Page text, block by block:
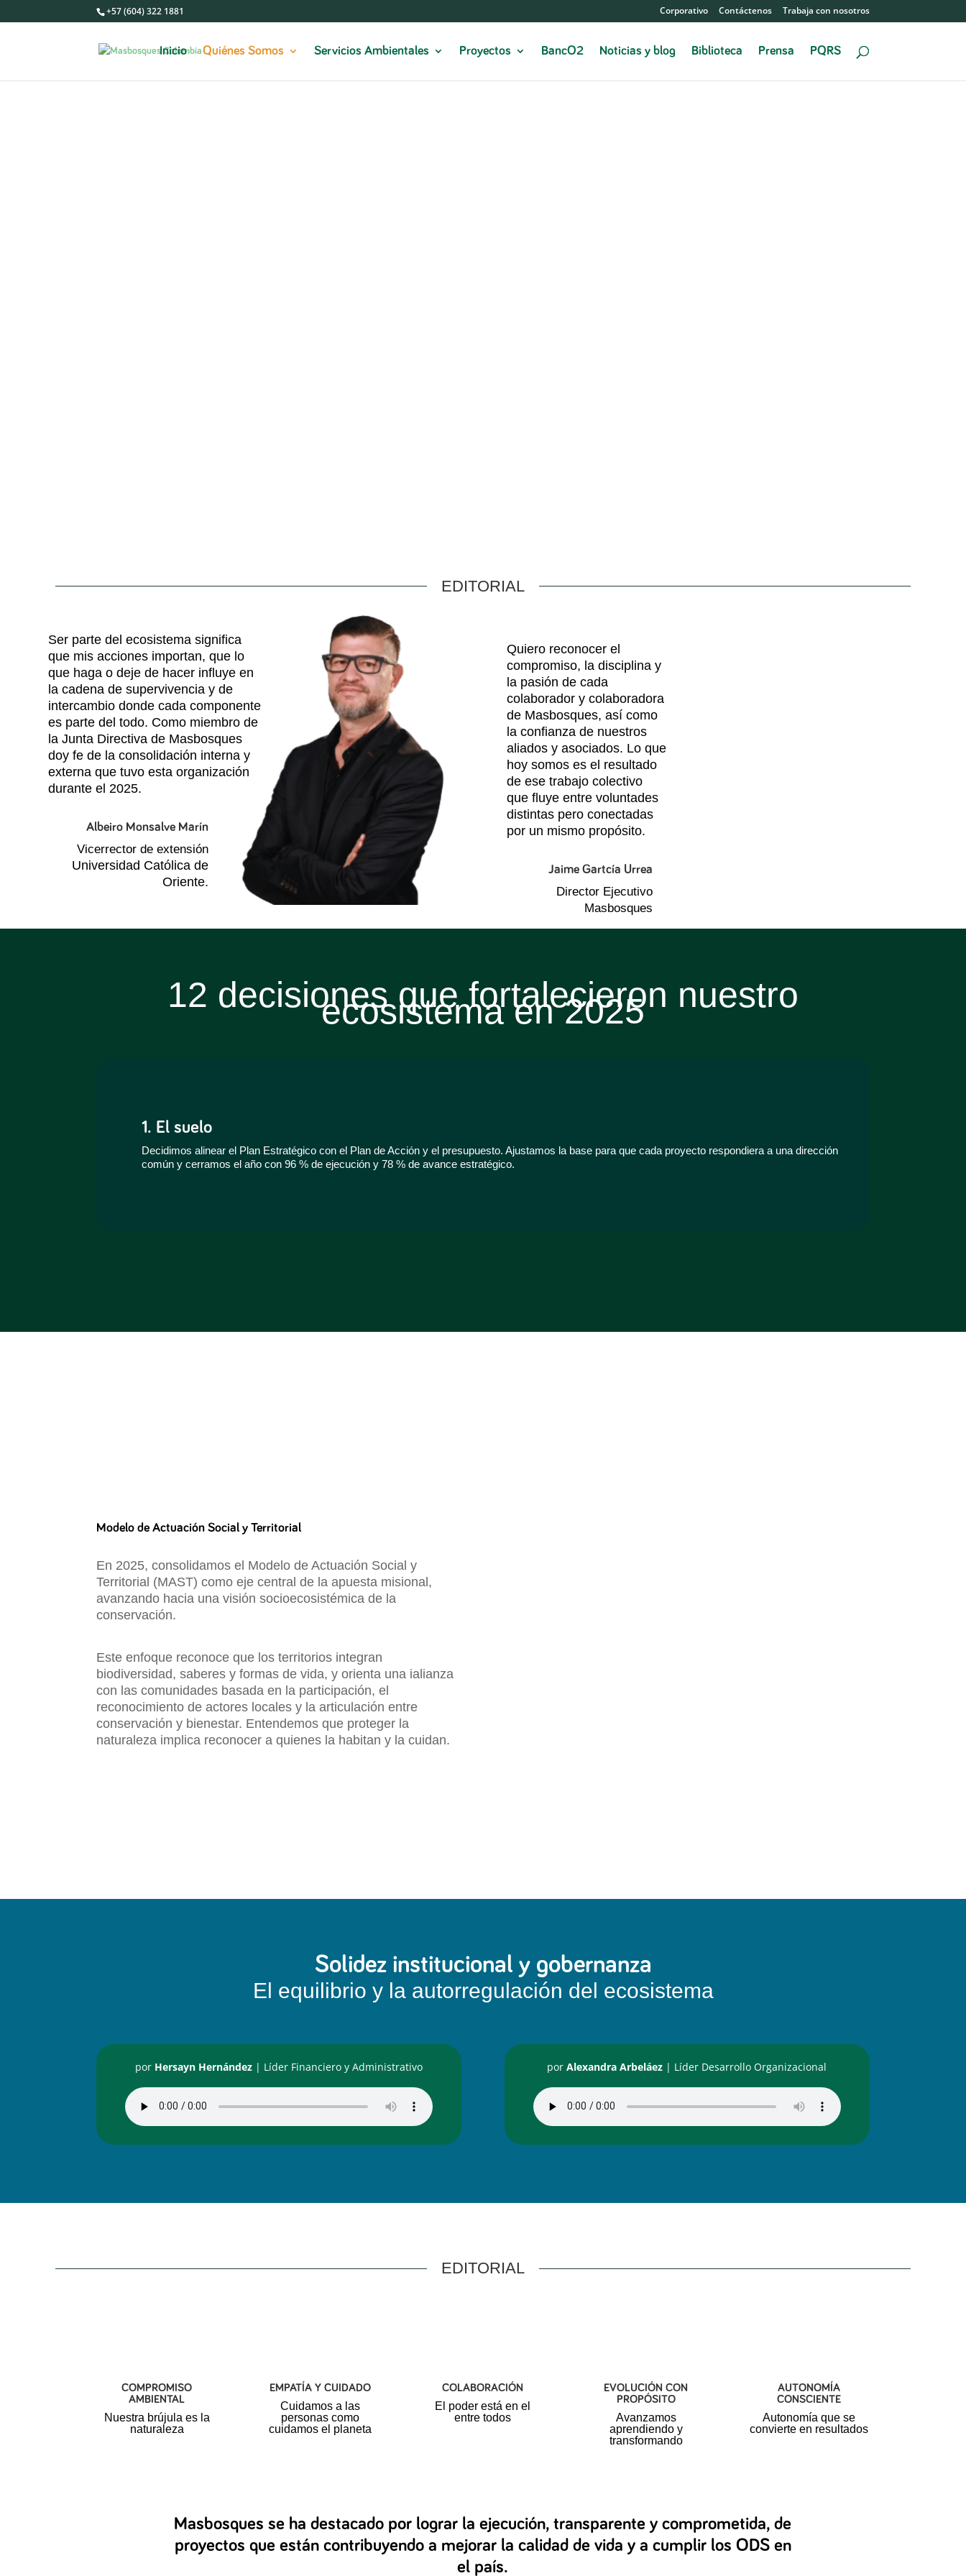
+57 (604) 322 1881 Corporativo Contáctenos Trabaja con nosotros
Inicio Quiénes Somos Servicios Ambientales Proyectos BancO2 Noticias y blog Biblioteca Prensa PQRS
EDITORIAL
Ser parte del ecosistema significa
que mis acciones importan, que lo
que haga o deje de hacer influye en
la cadena de supervivencia y de
intercambio donde cada componente
es parte del todo. Como miembro de
la Junta Directiva de Masbosques
doy fe de la consolidación interna y
externa que tuvo esta organización
durante el 2025.
Albeiro Monsalve Marín
Vicerrector de extensión
Universidad Católica de
Oriente.
Quiero reconocer el
compromiso, la disciplina y
la pasión de cada
colaborador y colaboradora
de Masbosques, así como
la confianza de nuestros
aliados y asociados. Lo que
hoy somos es el resultado
de ese trabajo colectivo
que fluye entre voluntades
distintas pero conectadas
por un mismo propósito.
Jaime Gartcía Urrea
Director Ejecutivo
Masbosques
12 decisiones que fortalecieron nuestro
ecosistema en 2025
1. El suelo
Decidimos alinear el Plan Estratégico con el Plan de Acción y el presupuesto. Ajustamos la base para que cada proyecto respondiera a una dirección
común y cerramos el año con 96 % de ejecución y 78 % de avance estratégico.
Modelo de Actuación Social y Territorial
En 2025, consolidamos el Modelo de Actuación Social y
Territorial (MAST) como eje central de la apuesta misional,
avanzando hacia una visión socioecosistémica de la
conservación.
Este enfoque reconoce que los territorios integran
biodiversidad, saberes y formas de vida, y orienta una ialianza
con las comunidades basada en la participación, el
reconocimiento de actores locales y la articulación entre
conservación y bienestar. Entendemos que proteger la
naturaleza implica reconocer a quienes la habitan y la cuidan.
Solidez institucional y gobernanza
El equilibrio y la autorregulación del ecosistema
por Hersayn Hernández | Líder Financiero y Administrativo porAlexandra Arbeláez | Líder Desarrollo Organizacional
EDITORIAL
COMPROMISO
AMBIENTAL
Nuestra brújula es la
naturaleza
EMPATÍA Y CUIDADO
Cuidamos a las
personas como
cuidamos el planeta
COLABORACIÓN
El poder está en el
entre todos
EVOLUCIÓN CON
PROPÓSITO
Avanzamos
aprendiendo y
transformando
AUTONOMÍA
CONSCIENTE
Autonomía quese
convierte en resultados
Masbosques se ha destacado por lograr la ejecución, transparente y comprometida, de
proyectos que están contribuyendo a mejorar la calidad de vida y a cumplir los ODS en
el país.